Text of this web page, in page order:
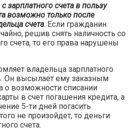
зарплатного счета в пользу
возможно только после
счета. Если гражданин
решив снять наличность со
счета, то его права нарушены
владельца зарплатного
Он высылает ему заказным
возможности списании
в счет погашения кредита, а
5-ти дней погасить
не произойдет, то деньги
счета.